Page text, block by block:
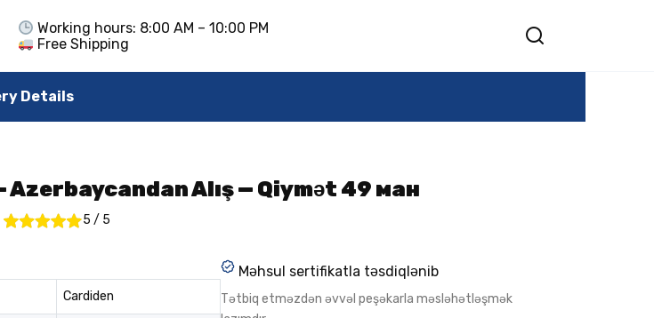
Working hours: 8:00 AM – 10:00 PM
Free Shipping
Details
Alış — Qiymət 49 ман
5 / 5
Cardiden
Məhsul sertifikatla təsdiqlənib
Tətbiq etməzdən əvvəl peşəkarla məsləhətləşmək